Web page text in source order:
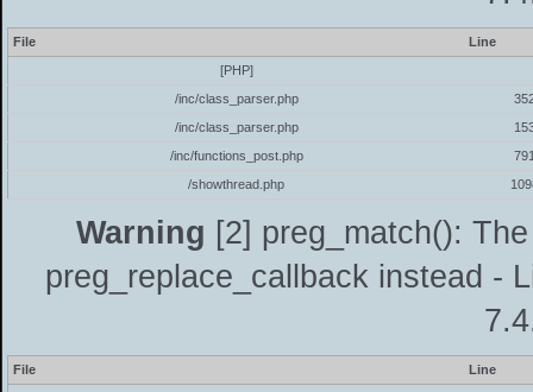
File
Line
[PHP]
/inc/class_parser.php
/inc/class_parser.php
/inc/functions_post.php
/showthread.php
Warning [2] preg_match():
preg_replace_callback instead -
File
Line